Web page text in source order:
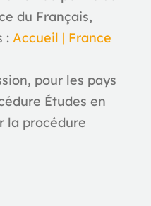
du Français,
: Accueil | France
pour les pays
Études en
la procédure